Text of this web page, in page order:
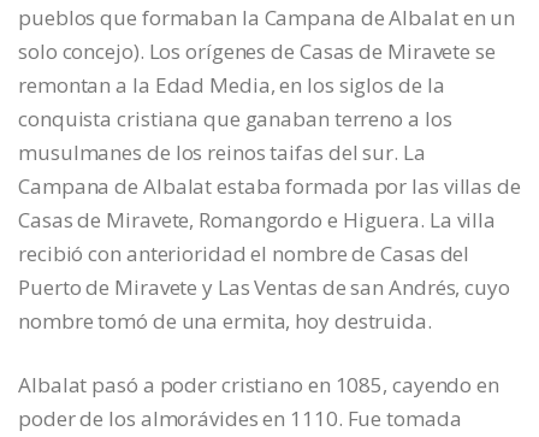
pueblos que formaban la Campana de Albalat en un
solo concejo). Los orígenes de Casas de Miravete se
remontan a la Edad Media, en los siglos de la
conquista cristiana que ganaban terreno a los
musulmanes de los reinos taifas del sur. La
Campana de Albalat estaba formada por las villas de
Casas de Miravete, Romangordo e Higuera. La villa
recibió con anterioridad el nombre de Casas del
Puerto de Miravete y Las Ventas de san Andrés, cuyo
nombre tomó de una ermita, hoy destruida.
Albalat pasó a poder cristiano en 1085, cayendo en
poder de los almorávides en 1110. Fue tomada